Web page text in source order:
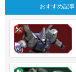
おすすめ記事